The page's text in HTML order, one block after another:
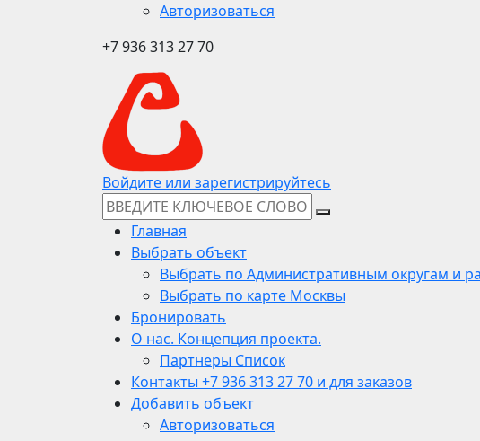
Авторизоваться
+7 936 313 27 70
Войдите или зарегистрируйтесь
Главная
Выбрать объект
Выбрать по Административным округам и
Выбрать по карте Москвы
Бронировать
О нас. Концепция проекта.
Партнеры Список
Контакты +7 936 313 27 70 и для заказов
Добавить объект
Авторизоваться